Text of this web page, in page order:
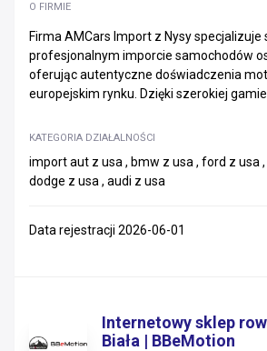
O FIRMIE
Firma AMCars Import z Nysy specjalizuje
profesjonalnym imporcie samochodów
oferując autentyczne doświadczenia
europejskim rynku. Dzięki szerokiej gamie...
KATEGORIA DZIAŁALNOŚCI
import aut z usa , bmw z usa , ford z usa
dodge z usa , audi z usa
Data rejestracji 2026-06-01
Internetowy sklep
Biała | BBeMotion